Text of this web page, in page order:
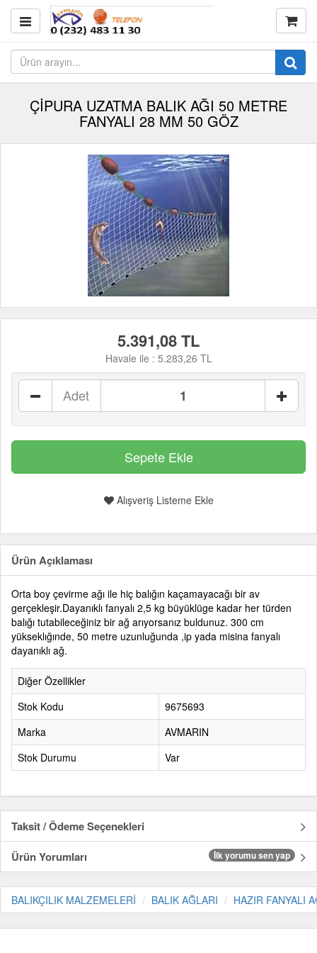
ÇİPURA UZATMA BALIK AĞI 50 METRE
FANYALI 28 MM 50 GÖZ
5.391,08 TL
Havale ile : 5.283,26 TL
Adet
Alışveriş Listeme Ekle
Ürün Açıklaması
Orta boy çevirme ağı ile hiç balığın kaçamayacağı bir av
gerçekleşir.Dayanıklı fanyalı 2,5 kg büyüklüge kadar her türden
balığı tutabileceğiniz bir ağ arıyorsanız buldunuz. 300 cm
yükseklığınde, 50 metre uzunluğunda ,ip yada misina fanyalı
dayanıklı ağ.
Diğer Özellikler
Stok Kodu
9675693
Marka
AVMARIN
Stok Durumu
Var
Taksit / Ödeme Seçenekleri
Ürün Yorumları
İlk yorumu sen yap
BALIKÇILIK MALZEMELERİ BALIK AĞLARI HAZIR FANYALI